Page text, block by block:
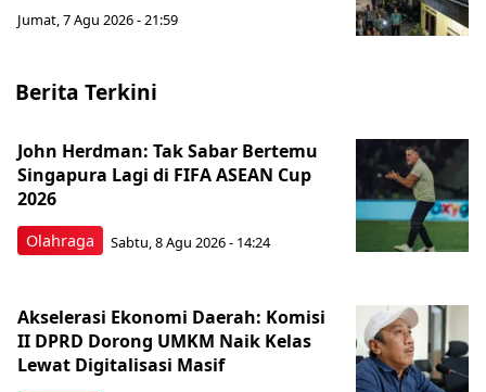
Jumat, 7 Agu 2026 - 21:59
Berita Terkini
Olahraga
John Herdman: Tak Sabar Bertemu
Singapura Lagi di FIFA ASEAN Cup
2026
Sabtu, 8 Agu 2026 - 14:24
Akselerasi Ekonomi Daerah: Komisi
II DPRD Dorong UMKM Naik Kelas
Lewat Digitalisasi Masif